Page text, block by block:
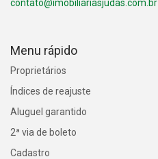
contato@imobiliariasjudas.com.br
Menu rápido
Proprietários
Índices de reajuste
Aluguel garantido
2ª via de boleto
Cadastro